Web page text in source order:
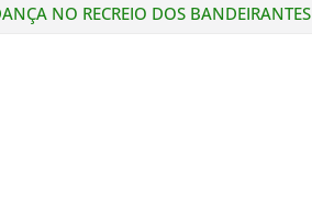
NO RECREIO DOS BANDEIRANTES